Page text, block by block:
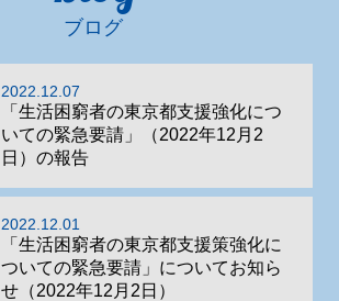
ブログ
2022.12.07
「生活困窮者の東京都支援強化につ
いての緊急要請」（2022年12月2
日）の報告
2022.12.01
「生活困窮者の東京都支援策強化に
ついての緊急要請」についてお知ら
せ（2022年12月2日）